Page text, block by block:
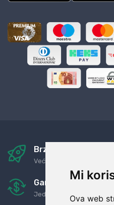
Mi
Ova web
Brza i sigurna
Već za nekoliko dana kod
Garancija u povrat
Jednostavno pravilo: